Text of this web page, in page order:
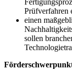
Prüfverfahren
einen
sollen